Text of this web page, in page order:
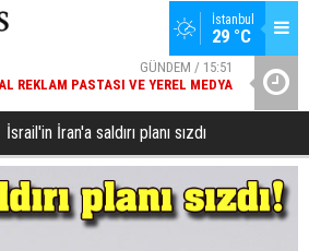
İstanbul
29 °C
GÜNDEM / 15:51
REKLAM PASTASI VE YEREL MEDYA
SPOR / 14:20
İsrail'in İran'a saldırı planı sızdı